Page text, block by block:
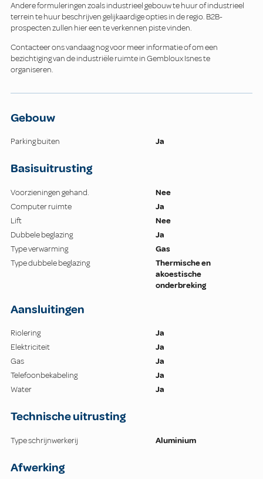
Andere formuleringen zoals industrieel gebouw te huur of industrieel
terrein te huur beschrijven gelijkaardige opties in de regio. B2B-
prospecten zullen hier een te verkennen piste vinden.
Contacteer ons vandaag nog voor meer informatie of om een
bezichtiging van de industriële ruimte in Gembloux Isnes te
organiseren.
Gebouw
Parking buiten Ja
Basisuitrusting
Voorzieningen gehand.
Nee
Computer ruimte
Ja
Lift
Nee
Dubbele beglazing
Ja
Type verwarming
Gas
Type dubbele beglazing
Thermische en
akoestische
onderbreking
Aansluitingen
Riolering
Ja
Elektriciteit
Ja
Gas
Ja
Telefoonbekabeling
Ja
Water
Ja
Technische uitrusting
Type schrijnwerkerij Aluminium
Afwerking